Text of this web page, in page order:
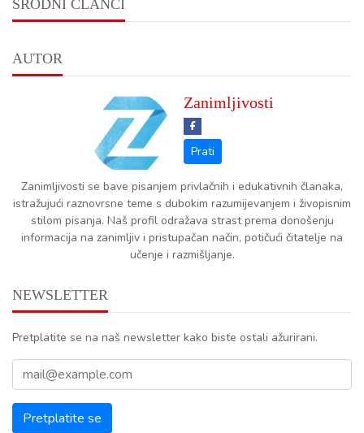
SRODNI ČLANCI
AUTOR
Zanimljivosti
Zanimljivosti se bave pisanjem privlačnih i edukativnih članaka,
istražujući raznovrsne teme s dubokim razumijevanjem i živopisnim
stilom pisanja. Naš profil odražava strast prema donošenju
informacija na zanimljiv i pristupačan način, potičući čitatelje na
učenje i razmišljanje.
NEWSLETTER
Pretplatite se na naš newsletter kako biste ostali ažurirani.